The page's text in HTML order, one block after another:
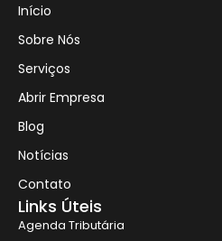
Início
Sobre Nós
Serviços
Abrir Empresa
Blog
Notícias
Contato
Links Úteis
Agenda Tributária